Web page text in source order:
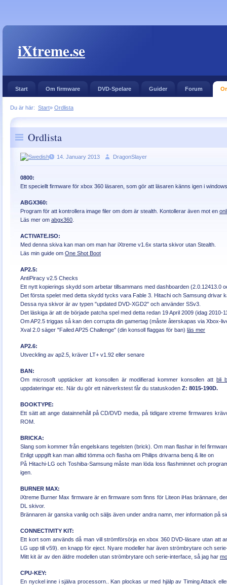
iXtreme.se
Start Om firmware DVD-Spelare Guider Forum
Du är här: Start» Ordlista
Ordlista
14. January 2013 DragonSlayer
0800:
Ett speciellt firmware för xbox 360 läsaren, som gör att läsaren känns igen i
ABGX360:
Program för att kontrollera image filer om dom är stealth. Kontollerar även mot en
Läs mer om abgx360
ACTIVATE.ISO:
Med denna skiva kan man om man har iXtreme v1.6x starta skivor utan Stealth.
Läs min guide om One Shot Boot
AP2.5:
AntiPiracy v2.5 Checks
Ett nytt kopierings skydd som arbetar tillsammans med dashboarden (2.0.12413.0
Det första spelet med detta skydd tycks vara Fable 3. Hitachi och Samsung drivar
Dessa nya skivor är av typen "updated DVD-XGD2" och använder SSv3.
Det läskiga är att de började patcha spel med detta redan 19 April 2009 (idag 2010-
Om AP2.5 triggas så kan den corrupta din gamertag (måste återskapas via Xbox-
Xval 2.0 säger "Failed AP25 Challenge" (din konsoll flaggas för ban) läs mer
AP2.6:
Utveckling av ap2.5, kräver LT+ v1.92 eller senare
BAN:
Om microsoft upptäcker att konsollen är modifierad kommer konsollen attbli
uppdateringar etc. När du gör ett nätverkstest får du statuskoden Z: 8015-190D.
BOOKTYPE:
Ett sätt att ange datainnehåll på CD/DVD media, på tidigare xtreme firmwares
ROM.
BRICKA:
Slang som kommer från engelskans tegelsten (brick). Om man flashar in fel
Enligt uppgift kan man alltid tömma och flasha om Philips drivarna benq & lite on
På Hitachi-LG och Toshiba-Samsung måste man löda loss flashminnet och
igen.
BURNER MAX:
iXtreme Burner Max firmware är en firmware som finns för Liteon iHas brännare,
DL skivor.
Brännaren är ganska vanlig och säljs även under andra namn, mer information på
CONNECTIVITY KIT:
Ett kort som används då man vill strömförsörja en xbox 360 DVD-läsare utan att
LG upp till v59). en knapp för eject. Nyare modeller har även strömbrytare och
Mitt kit är av den äldre modellen utan strömbrytare och serie-interface, så jag har
CPU-KEY:
En nyckel inne i själva processorn.. Kan plockas ur med hjälp av Timing Attack